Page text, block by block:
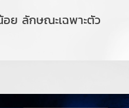
อย ลักษณะเฉพาะตัว